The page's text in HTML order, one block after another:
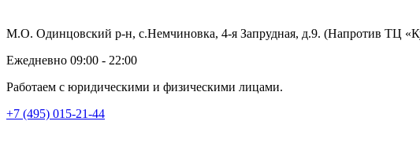
М.О. Одинцовский р-н, с.Немчиновка, 4-я Запрудная, д.9. (Напротив ТЦ
Ежедневно 09:00 - 22:00
Работаем с юридическими и физическими лицами.
+7 (495) 015-21-44